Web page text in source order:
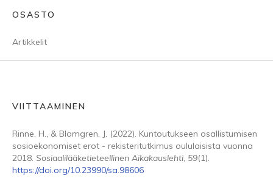
OSASTO
Artikkelit
VIITTAAMINEN
Rinne, H., & Blomgren, J. (2022). Kuntoutukseen osallistumisen
sosioekonomiset erot - rekisteritutkimus oululaisista vuonna
2018. Sosiaalilääketieteellinen Aikakauslehti, 59(1).
https://doi.org/10.23990/sa.98606